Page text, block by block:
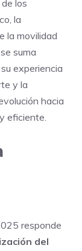
los
la
la movilidad
suma
experiencia
y la
hacia
eficiente.
responde
del